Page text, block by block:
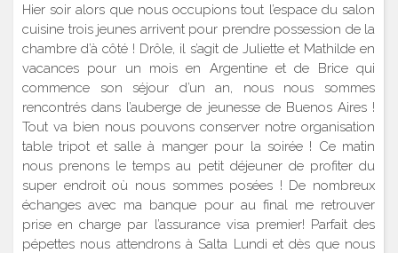
Hier soir alors que nous occupions tout l’espace du salon
cuisine trois jeunes arrivent pour prendre possession de la
chambre d’à côté ! Drôle, il s’agit de Juliette et Mathilde en
vacances pour un mois en Argentine et de Brice qui
commence son séjour d’un an, nous nous sommes
rencontrés dans l’auberge de jeunesse de Buenos Aires !
Tout va bien nous pouvons conserver notre organisation
table tripot et salle à manger pour la soirée ! Ce matin
nous prenons le temps au petit déjeuner de profiter du
super endroit où nous sommes posées ! De nombreux
échanges avec ma banque pour au final me retrouver
prise en charge par l’assurance visa premier! Parfait des
pépettes nous attendrons à Salta Lundi et dès que nous